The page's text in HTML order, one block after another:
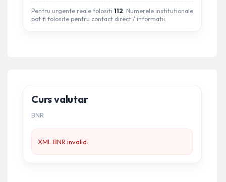
Pentru urgente reale folositi 112. Numerele institutionale
pot fi folosite pentru contact direct / informatii.
Curs valutar
BNR
XML BNR invalid.